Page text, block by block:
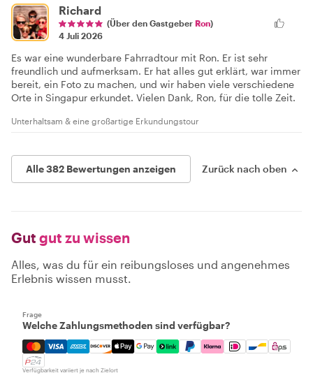
Richard
(Über den Gastgeber Ron)
4 Juli 2026
Es war eine wunderbare Fahrradtour mit Ron. Er ist sehr
freundlich und aufmerksam. Er hat alles gut erklärt, war immer
bereit, ein Foto zu machen, und wir haben viele verschiedene
Orte in Singapur erkundet. Vielen Dank, Ron, für die tolle Zeit.
Unterhaltsam & eine großartige Erkundungstour
Alle 382 Bewertungen anzeigen Zurück nach oben
Gut gut zu wissen
Alles, was du für ein reibungsloses und angenehmes
Erlebnis wissen musst.
Frage
Welche Zahlungsmethoden sind verfügbar?
Mastercard, Visa, Amex, Discover, Apple Pay, Google
Verfügbarkeit variiert je nach Zielort